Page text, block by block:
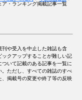
・ランキング掲載記事一覧
や受入を中止した雑誌も含
クアップすることが難しい記
いて記載のある記事を一覧に
ただし、すべての雑誌のすべ
掲載号の変更や終了等の反映